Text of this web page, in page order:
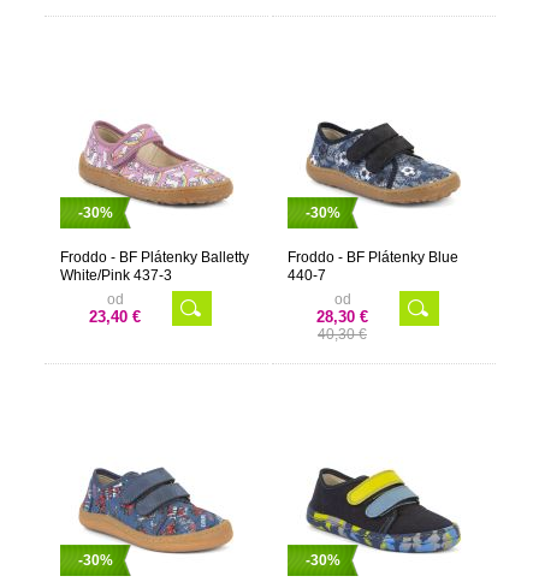
-30%
Froddo - BF Plátenky Balletty
White/Pink 437-3
od
23,40 €
-30%
Froddo - BF Plátenky Blue
440-7
od
28,30 €
40,30 €
-30% -30%